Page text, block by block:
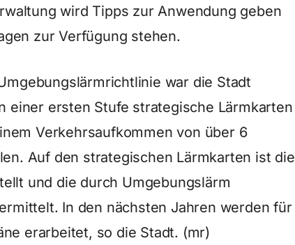
wird Tipps zur Anwendung geben
zur Verfügung stehen.
war die Stadt
einer ersten Stufe strategische Lärmkarten
Verkehrsaufkommen von über 6
Auf den strategischen Lärmkarten ist die
und die durch Umgebungslärm
In den nächsten Jahren werden für
erarbeitet, so die Stadt. (mr)